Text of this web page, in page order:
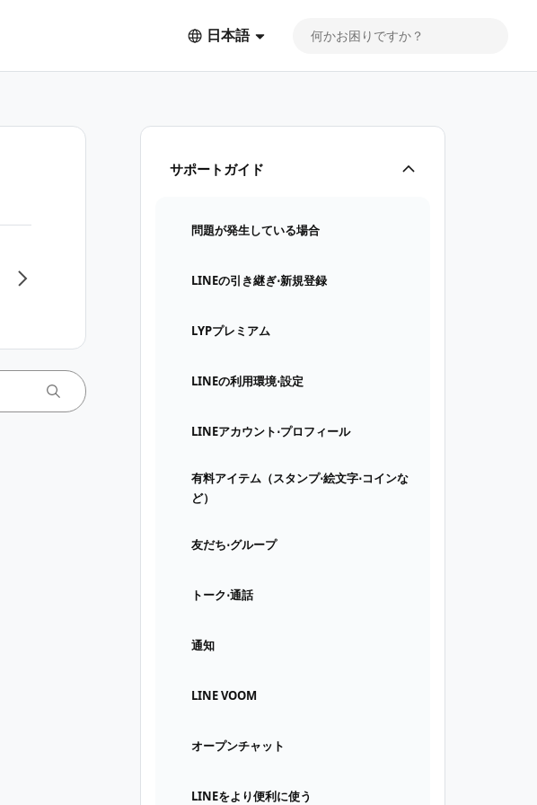
日本語
サポートガイド
問題が発生している場合
LINEの引き継ぎ⋅新規登録
LYPプレミアム
LINEの利用環境⋅設定
LINEアカウント⋅プロフィール
有料アイテム（スタンプ⋅絵文字⋅コインな
ど）
友だち⋅グループ
トーク⋅通話
通知
LINE VOOM
オープンチャット
LINEをより便利に使う